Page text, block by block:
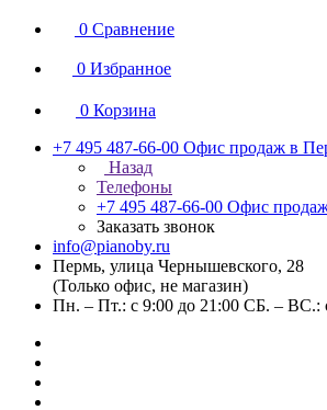
0 Сравнение
0 Избранное
0 Корзина
+7 495 487-66-00 Офис продаж в
Назад
Телефоны
+7 495 487-66-00 Офис
Заказать звонок
info@pianoby.ru
Пермь, улица Чернышевского, 28
(Только офис, не магазин)
Пн. – Пт.: с 9:00 до 21:00 СБ. – ВС.: